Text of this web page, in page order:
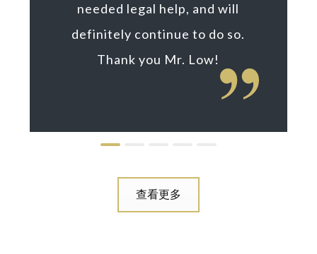
needed legal help, and will
definitely continue to do so.
Thank you Mr. Low!
查看更多